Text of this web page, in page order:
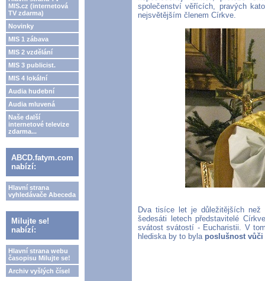
MIS.cz (internetová
TV zdarma)
Novinky
MIS 1 zábava
MIS 2 vzdělání
MIS 3 publicist.
MIS 4 lokální
Audia hudební
Audia mluvená
Naše další
internetové televize
zdarma...
ABCD.fatym.com
nabízí:
Hlavní strana
vyhledávače Abeceda
Milujte se!
nabízí:
Hlavní strana webu
časopisu Milujte se!
Archiv vyšlých čísel
společenství věřících, pravých
nejsvětějším členem Církve.
Dva tisíce let je důležitějších
šedesáti letech představitelé
svátost svátostí - Eucharistii. V
hlediska by to byla poslušnost